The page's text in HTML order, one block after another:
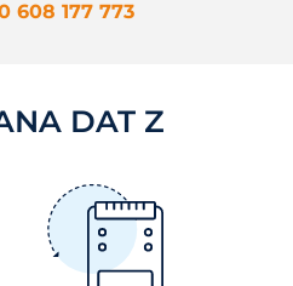
608 177 773
DAT Z